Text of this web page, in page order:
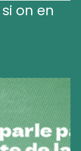
on en